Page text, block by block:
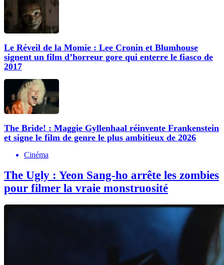
Le Réveil de la Momie : Lee Cronin et Blumhouse
signent un film d’horreur gore qui enterre le fiasco de
2017
The Bride! : Maggie Gyllenhaal réinvente Frankenstein
et signe le film de genre le plus ambitieux de 2026
Cinéma
The Ugly : Yeon Sang-ho arrête les zombies
pour filmer la vraie monstruosité